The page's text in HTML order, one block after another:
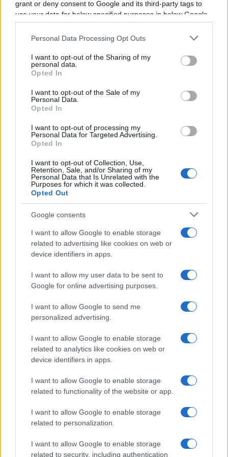
grant or deny consent to Google and its third-party tags to
use your data for below specified purposes in below Google
consent section.
Personal Data Processing Opt Outs
I want to opt-out of the Sharing of my
personal data.
Opted In
I want to opt-out of the Sale of my
Personal Data.
Opted In
I want to opt-out of processing my
Personal Data for Targeted Advertising.
Opted In
I want to opt-out of Collection, Use,
Retention, Sale, and/or Sharing of my
Personal Data that Is Unrelated with the
Purposes for which it was collected.
Opted Out
Google consents
I want to allow Google to enable storage
related to advertising like cookies on web or
device identifiers in apps.
I want to allow my user data to be sent to
Google for online advertising purposes.
I want to allow Google to send me
personalized advertising.
I want to allow Google to enable storage
related to analytics like cookies on web or
device identifiers in apps.
I want to allow Google to enable storage
related to functionality of the website or app.
I want to allow Google to enable storage
related to personalization.
I want to allow Google to enable storage
related to security, including authentication
malheureux et malchanceux."
À lire également :
XV de France : Les mots forts de Fabien
Galthié sur l'absence d'Antoine Dupont
XV de France : Le coup de gueule de
Romain Ntamack sur la blessure
d’Antoine Dupont
XV de France : La belle décision
d'Antoine Dupont après sa blessure
Stade Toulousain : Didier Lacroix réagit
vivement à la blessure d'Antoine
Dupont
Antoine Dupont, ses mots forts au
moment d'annoncer sa blessure
Propos rapportés parActu Rugby
AjouterRugbyToulouse.com
à vos sources préférées
Six Nations
Dernières actualités
Stade Toulousain : "Plus facile de
négocier à l'extérieur qu'à Toulouse",